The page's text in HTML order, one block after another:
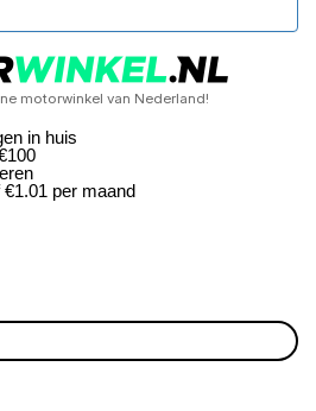
motorwinkel van Nederland!
in huis
per maand